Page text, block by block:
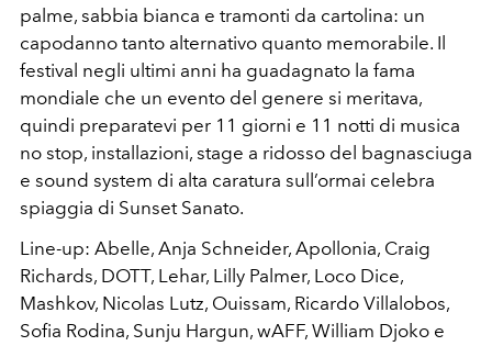
palme, sabbia bianca e tramonti da cartolina: un
capodanno tanto alternativo quanto memorabile. Il
festival negli ultimi anni ha guadagnato la fama
mondiale che un evento del genere si meritava,
quindi preparatevi per 11 giorni e 11 notti di musica
no stop, installazioni, stage a ridosso del bagnasciuga
e sound system di alta caratura sull’ormai celebra
spiaggia di Sunset Sanato.
Line-up: Abelle, Anja Schneider, Apollonia, Craig
Richards, DOTT, Lehar, Lilly Palmer, Loco Dice,
Mashkov, Nicolas Lutz, Ouissam, Ricardo Villalobos,
Sofia Rodina, Sunju Hargun, wAFF, William Djoko e